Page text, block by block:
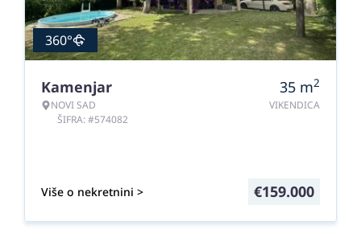
360°
Kamenjar
NOVI SAD
ŠIFRA: #574082
35 m2
VIKENDICA
Više o nekretnini > €159.000